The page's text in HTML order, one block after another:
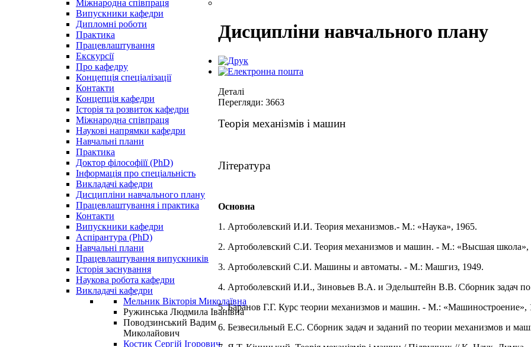
Міжнародна співпраця
Випускники кафедри
Дипломні роботи
Практика
Працевлаштування
Екскурсії
Про кафедру
Концепція спеціалізації
Контакти
Концепція кафедри
Історія та розвиток кафедри
Міжнародна співпраця
Наукові напрямки кафедри
Навчальні плани
Практика
Доктор філософіїї (PhD)
Інформація про спеціальність
Викладачі кафедри
Дисципліни навчального плану
Працевлаштування і практика
Контакти
Випускники кафедри
Аспірантура (PhD)
Навчальні плани
Працевлаштування випускників
Історія заснування
Наукова робота кафедри
Викладачі кафедри
Мельник Вікторія Миколаївна
Ружинська Людмила Іванівна
Поводзинський Вадим
Миколайович
Костик Сергій Ігорович
Дисципліни навчального плану
Деталі
Перегляди: 3663
Теорія механізмів і машин
Література
Основна
1 . Артоболевский И.И. Теория механизмов.- М.: «Наука», 1965.
2. Артоболевский С.И. Теория механизмов и машин. - М.: «Высшая школа»,
3. Артоболевский С.И. Машины и автоматы. - М.: Машгиз, 1949.
4. Артоболевский И.И., Зиновьев В.А. и Эдельштейн В.В. Сборник задач
5. Баранов Г.Г. Курс теории механизмов и машин. - М.: «Машиностроение»,
6. Безвесильный Е.С. Сборник задач и заданий по теории механизмов и